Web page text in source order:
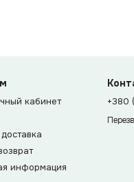
кабинет
информация
+380